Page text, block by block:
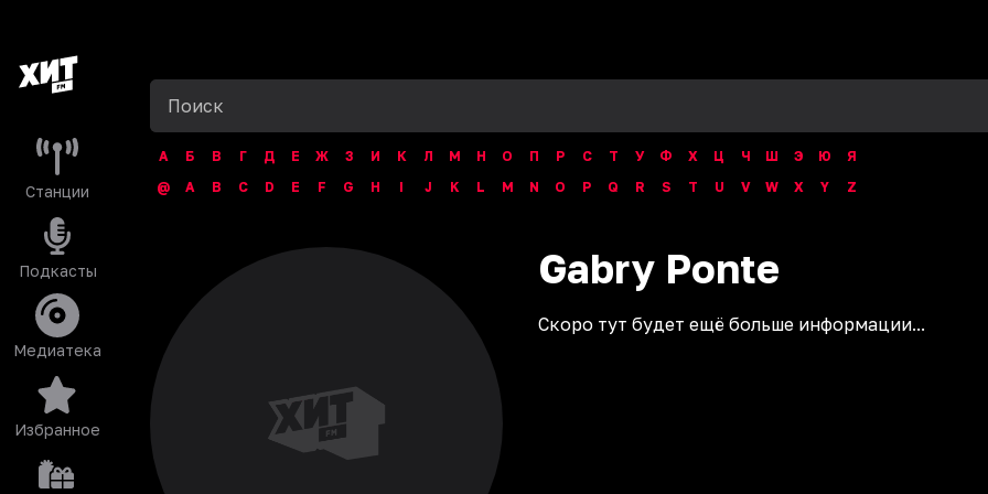
Станции
Подкасты
Медиатека
Избранное
А Б В Г Д Е Ж З И К Л М Н О П Р С Т У Ф Х Ц Ч Ш Э Ю
Я
@
A B C D E F G H I J K L M N O P Q R S T U V W X Y Z
Gabry Ponte
Скоро тут будет ещё больше информации...